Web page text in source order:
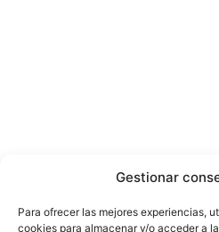
Gestionar
Para ofrecer las mejores experiencias,
cookies para almacenar y/o acceder a